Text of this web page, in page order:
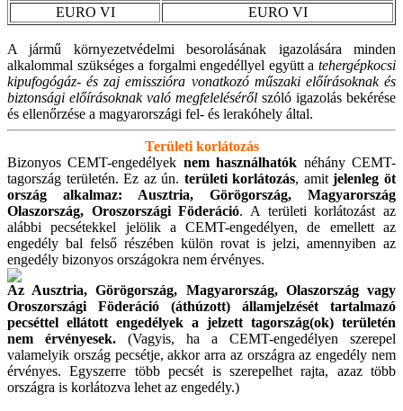
EURO VI
EURO VI
A jármű környezetvédelmi besorolásának igazolására minden
alkalommal szükséges a forgalmi engedéllyel együtt a tehergépkocsi
kipufogógáz- és zaj emisszióra vonatkozó műszaki előírásoknak és
biztonsági előírásoknak való megfeleléséről szóló igazolás bekérése
és ellenőrzése a magyarországi fel- és lerakóhely által.
Területi korlátozás
Bizonyos CEMT-engedélyek nem használhatók néhány CEMT-
tagország területén. Ez az ún. területi korlátozás, amitjelenleg öt
ország alkalmaz: Ausztria, Görögország, Magyarország
Olaszország, Oroszországi Föderáció. A területi korlátozást az
alábbi pecsétekkel jelölik a CEMT-engedélyen, de emellett az
engedély bal felső részében külön rovat is jelzi, amennyiben az
engedély bizonyos országokra nem érvényes.
Az Ausztria, Görögország, Magyarország, Olaszország vagy
Oroszországi Föderáció (áthúzott) államjelzését tartalmazó
pecséttel ellátott engedélyek a jelzett tagország(ok) területén
nem érvényesek. (Vagyis, ha a CEMT-engedélyen szerepel
valamelyik ország pecsétje, akkor arra az országra az engedély nem
érvényes. Egyszerre több pecsét is szerepelhet rajta, azaz több
országra is korlátozva lehet az engedély.)